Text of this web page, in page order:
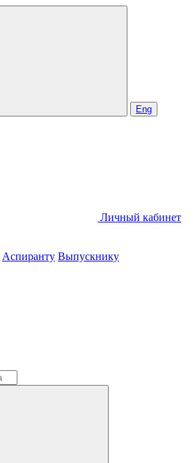
Eng
Личный кабинет
Аспиранту Выпускнику